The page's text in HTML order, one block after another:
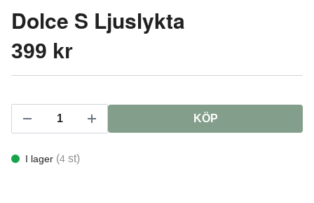
Dolce S Ljuslykta
399 kr
KÖP
I lager (4 st)